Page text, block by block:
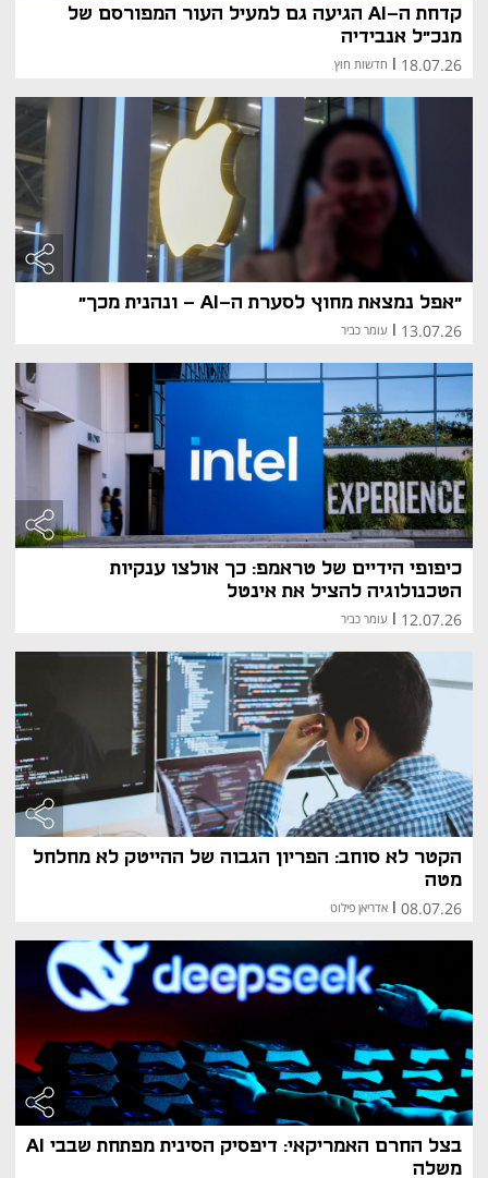
קדחת ה-AI הגיעה גם למעיל העור המפורסם של
מנכ"ל אנבידיה
18.07.26
| חדשות חוץ
"אפל נמצאת מחוץ לסערת ה-AI - ונהנית מכך"
13.07.26 עומר כביר
כיפופי הידיים של טראמפ: כך אולצו ענקיות
הטכנולוגיה להציל את אינטל
12.07.26 עומר כביר
הקטר לא סוחב: הפריון הגבוה של ההייטק לא מחלחל
מטה
08.07.26 אדריאן פילוט
בצל החרם האמריקאי: דיפסיק הסינית מפתחת שבבי AI
משלה